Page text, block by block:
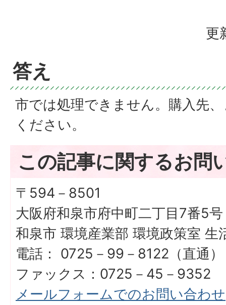
更
答え
市では処理できません。購入先
ください。
この記事に関するお問
〒594－8501
大阪府和泉市府中町二丁目7番5号
和泉市 環境産業部 環境政策室 生
電話： 0725－99－8122（直通）
ファックス：0725－45－9352
メールフォームでのお問い合わせ